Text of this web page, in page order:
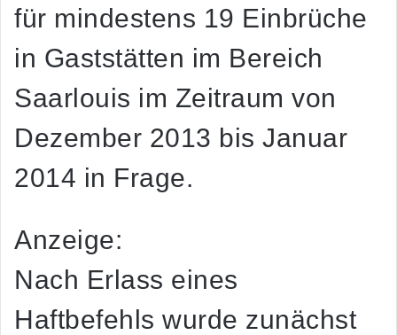
für mindestens 19 Einbrüche
in Gaststätten im Bereich
Saarlouis im Zeitraum von
Dezember 2013 bis Januar
2014 in Frage.
Anzeige:
Nach Erlass eines
Haftbefehls wurde zunächst